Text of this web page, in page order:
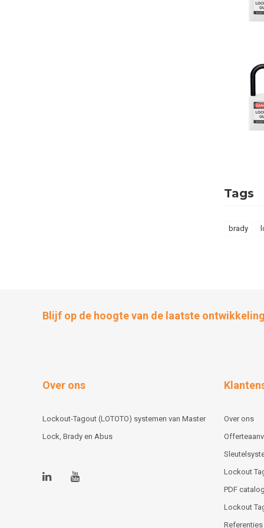
Tags
brady
Blijf op de hoogte van de laatste
Over ons
Lockout-Tagout (LOTOTO) systemen van Master
Lock, Brady en Abus
Over ons
Lockout
PDF
Lockout
Referenties